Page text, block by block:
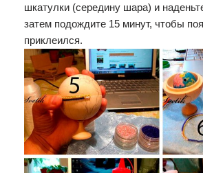
шкатулки (середину шара) и
затем подождите 15 минут, чтобы
приклеился.